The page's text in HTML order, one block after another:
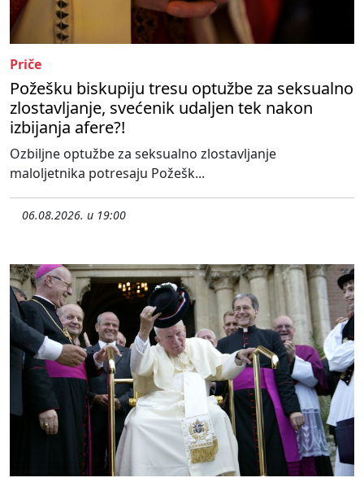
Priče
Požešku biskupiju tresu optužbe za seksualno
zlostavljanje, svećenik udaljen tek nakon
izbijanja afere?!
Ozbiljne optužbe za seksualno zlostavljanje
maloljetnika potresaju Požešk...
06.08.2026. u 19:00